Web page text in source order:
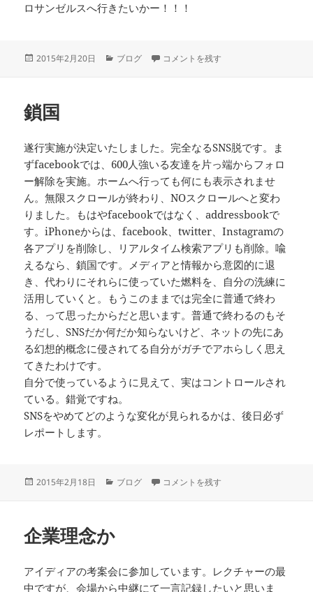
ロサンゼルスへ行きたいかー！！！
投
2015年2月20日
カ
ブログ One and only Emily に
コメントを残す
鎖国
遂行実施が決定いたしました。完全なるSNS脱です。ま
ずfacebookでは、600人強いる友達を片っ端からフォロ
ー解除を実施。ホームへ行っても何にも表示されませ
ん。無限スクロールが終わり、NOスクロールへと変わ
りました。もはやfacebookではなく、addressbookで
す。iPhoneからは、facebook、twitter、Instagramの
各アプリを削除し、リアルタイム検索アプリも削除。喩
えるなら、鎖国です。メディアと情報から意図的に退
き、代わりにそれらに使っていた燃料を、自分の洗練に
活用していくと。もうこのままでは完全に普通で終わ
る、って思ったからだと思います。普通で終わるのもそ
うだし、SNSだか何だか知らないけど、ネットの先にあ
る幻想的概念に侵されてる自分がガチでアホらしく思え
てきたわけです。
自分で使っているように見えて、実はコントロールされ
ている。錯覚ですね。
SNSをやめてどのような変化が見られるかは、後日必ず
レポートします。
投
2015年2月18日
カ
ブログ 鎖国 に
コメントを残す
企業理念か
アイディアの考案会に参加しています。レクチャーの最
中ですが、会場から中継にて一言記録したいと思いま